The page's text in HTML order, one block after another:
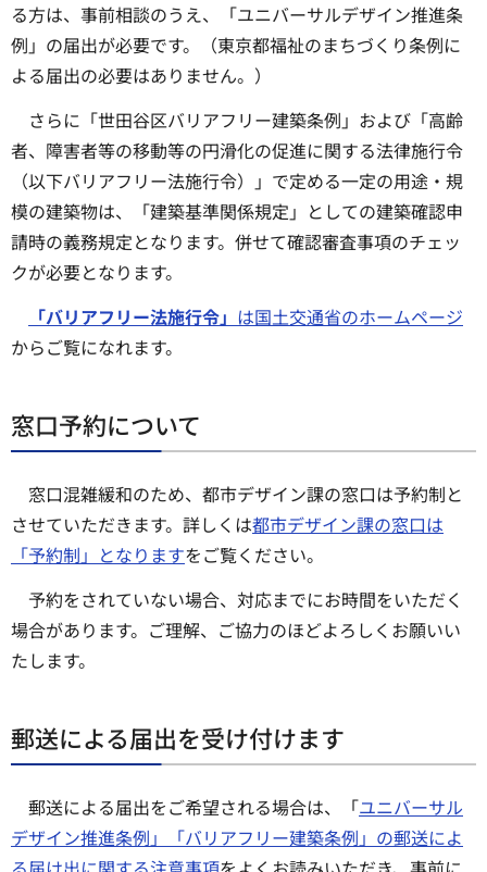
る方は、事前相談のうえ、「ユニバーサルデザイン推進条
例」の届出が必要です。（東京都福祉のまちづくり条例に
よる届出の必要はありません。）
さらに「世田谷区バリアフリー建築条例」および「高齢
者、障害者等の移動等の円滑化の促進に関する法律施行令
（以下バリアフリー法施行令）」で定める一定の用途・規
模の建築物は、「建築基準関係規定」としての建築確認申
請時の義務規定となります。併せて確認審査事項のチェッ
クが必要となります。
「バリアフリー法施行令」 は国土交通省のホームページ
からご覧になれます。
窓口予約について
窓口混雑緩和のため、都市デザイン課の窓口は予約制と
させていただきます。詳しくは都市デザイン課の窓口は
「予約制」となりますをご覧ください。
予約をされていない場合、対応までにお時間をいただく
場合があります。ご理解、ご協力のほどよろしくお願いい
たします。
郵送による届出を受け付けます
郵送による届出をご希望される場合は、「ユニバーサル
デザイン推進条例」「バリアフリー建築条例」の郵送によ